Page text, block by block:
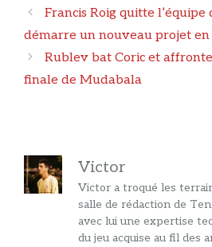
Navigation
des
articles
Francis Roig quitte l’équipe
démarre un nouveau projet
Rublev bat Coric et
finale de Mudabala
Victor
Victor a troqué les
salle de rédaction de
avec lui une expertise
du jeu acquise au fil des